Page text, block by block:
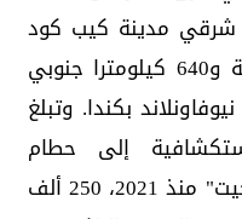
تقريبا شرقي مدينة كيب كود
بولاية ‏ماساتشوستس الأميركية و640 كيلومترا جنوبي
بكندا.‏ وتبلغ
إلى حطام
تيتانيك، ‏التي تنظمها "أوشن جيت" منذ 2021، 250 ألف